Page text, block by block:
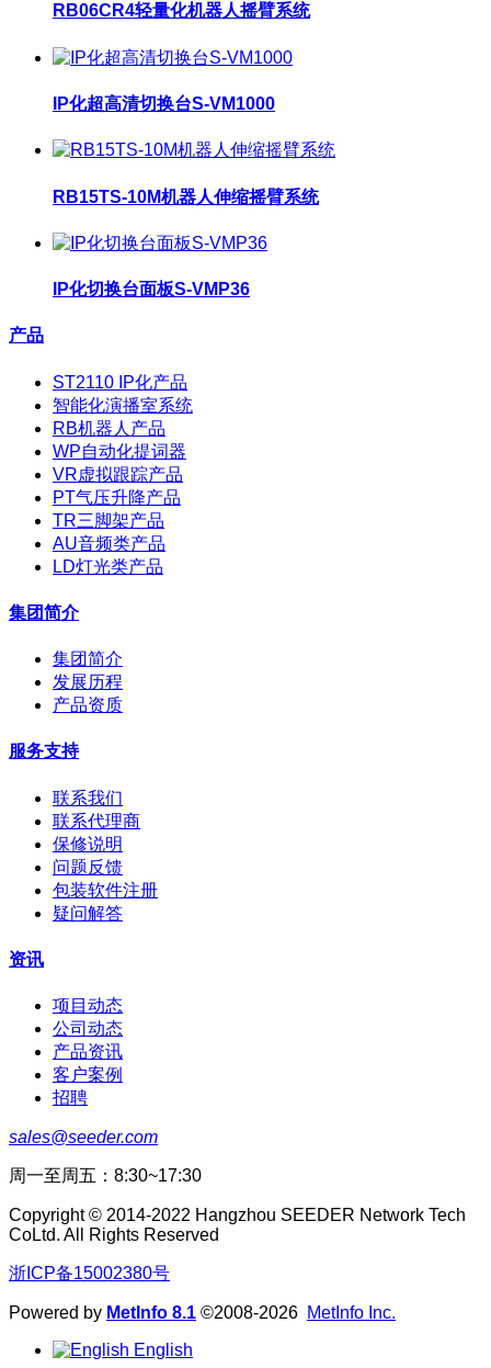
RB06CR4轻量化机器人摇臂系统
IP化超高清切换台S-VM1000
RB15TS-10M机器人伸缩摇臂系统
IP化切换台面板S-VMP36
产品
ST2110 IP化产品
智能化演播室系统
RB机器人产品
WP自动化提词器
VR虚拟跟踪产品
PT气压升降产品
TR三脚架产品
AU音频类产品
LD灯光类产品
集团简介
集团简介
发展历程
产品资质
服务支持
联系我们
联系代理商
保修说明
问题反馈
包装软件注册
疑问解答
资讯
项目动态
公司动态
产品资讯
客户案例
招聘
sales@seeder.com
周一至周五：8:30~17:30
Copyright © 2014-2022 Hangzhou SEEDER Network Tech
CoLtd. All Rights Reserved
浙ICP备15002380号
Powered by MetInfo 8.1 ©2008-2026 MetInfo Inc.
English